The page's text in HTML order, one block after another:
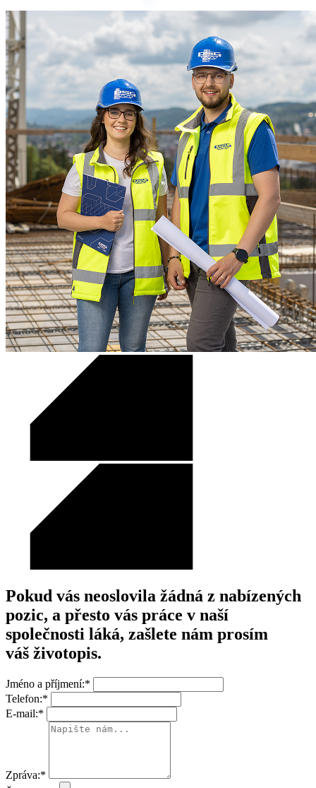
Pokud vás neoslovila žádná z nabízených
pozic, a přesto vás práce v naší
společnosti láká, zašlete nám prosím
váš životopis.
Jméno a příjmení:*
Telefon:*
E-mail:*
Zpráva:*